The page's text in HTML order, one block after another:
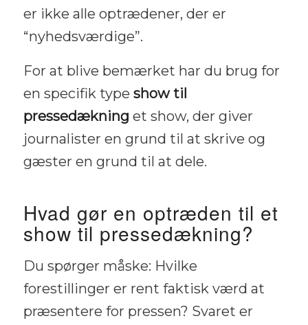
er ikke alle optrædener, der er
“nyhedsværdige”.
For at blive bemærket har du brug for
en specifik type show til
pressedækning et show, der giver
journalister en grund til at skrive og
gæster en grund til at dele.
Hvad gør en optræden til et
show til pressedækning?
Du spørger måske: Hvilke
forestillinger er rent faktisk værd at
præsentere for pressen? Svaret er